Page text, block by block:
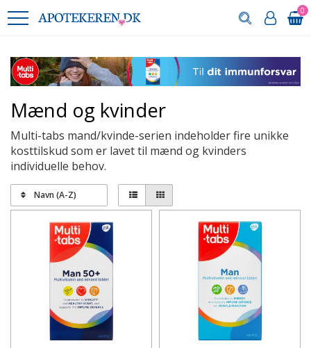
0
Mænd og kvinder
Multi-tabs mand/kvinde-serien indeholder fire unikke
kosttilskud som er lavet til mænd og kvinders
individuelle behov.
Navn (A-Z)